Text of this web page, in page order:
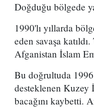
Doğduğu bölgede
1990'lı yıllarda
eden savaşa
Afganistan İslam
Bu doğrultuda 1996
desteklenen Kuzey
bacağını kaybetti.